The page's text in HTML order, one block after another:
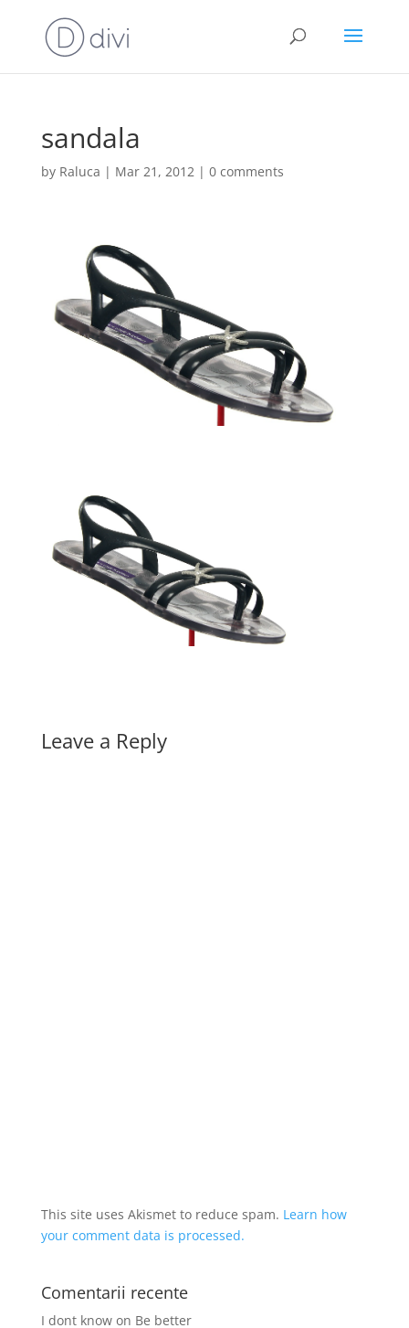
sandala
by Raluca | Mar 21, 2012| 0 comments
Leave a Reply
This site uses Akismet to reduce spam. Learn how
your comment data is processed.
Comentarii recente
I dont knowon Be better